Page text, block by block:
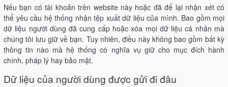
Nếu bạn có tài khoản trên website này hoặc đã để lại nhận xét có
thể yêu cầu hệ thống nhận tệp xuất dữ liệu của mình. Bao gồm mọi
dữ liệu người dùng đã cung cấp hoặc xóa mọi dữ liệu cá nhân mà
chúng tôi lưu giữ về bạn. Tuy nhiên, điều này không bao gồm bất kỳ
thông tin nào mà hệ thống có nghĩa vụ giữ cho mục đích hành
chính, pháp lý hay bảo mật.
Dữ liệu của người dùng được gửi đi đâu